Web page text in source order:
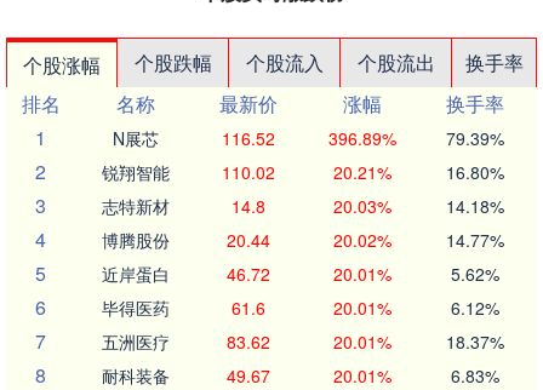
个股涨幅 个股跌幅 个股流入 个股流出
换手率
排名
名称 最新价 涨幅
换手率
1
N展芯 116.52 396.89% 79.39%
2 锐翔智能 110.02 20.21% 16.80%
3 志特新材 14.8 20.03% 14.18%
4 博腾股份 20.44 20.02% 14.77%
5 近岸蛋白 46.72 20.01% 5.62%
6 毕得医药 61.6 20.01% 6.12%
7 五洲医疗 83.62 20.01% 18.37%
8 耐科装备 49.67 20.01% 6.83%